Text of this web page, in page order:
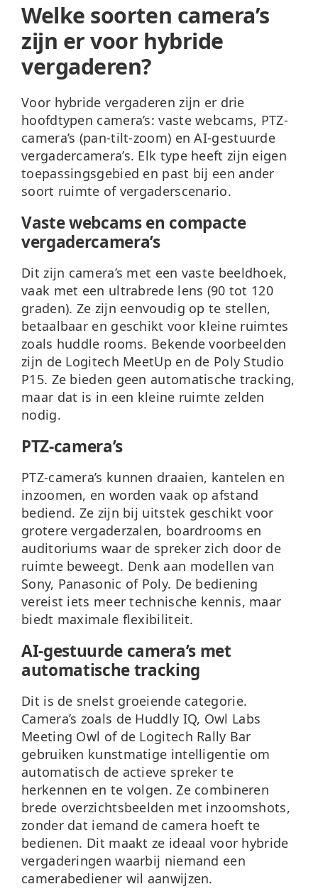
Welke soorten camera’s
zijn er voor hybride
vergaderen?
Voor hybride vergaderen zijn er drie
hoofdtypen camera’s:vaste webcams, PTZ-
camera’s (pan-tilt-zoom) enAI-gestuurde
vergadercamera’s. Elk type heeft zijn eigen
toepassingsgebied en past bij een ander
soort ruimte of vergaderscenario.
Vaste webcams en compacte
vergadercamera’s
Dit zijn camera’s met een vaste beeldhoek,
vaak met een ultrabrede lens (90 tot 120
graden). Ze zijn eenvoudig op te stellen,
betaalbaar en geschikt voor kleine ruimtes
zoals huddle rooms. Bekende voorbeelden
zijn de Logitech MeetUp en de Poly Studio
P15. Ze bieden geen automatische tracking,
maar dat is in een kleine ruimte zelden
nodig.
PTZ-camera’s
PTZ-camera’s kunnen draaien, kantelen en
inzoomen, en worden vaak op afstand
bediend. Ze zijn bij uitstek geschikt voor
grotere vergaderzalen, boardrooms en
auditoriums waar de spreker zich door de
ruimte beweegt. Denk aan modellen van
Sony, Panasonic of Poly. De bediening
vereist iets meer technische kennis, maar
biedt maximale flexibiliteit.
AI-gestuurde camera’s met
automatische tracking
Dit is de snelst groeiende categorie.
Camera’s zoals de Huddly IQ, Owl Labs
Meeting Owl of de Logitech Rally Bar
gebruiken kunstmatige intelligentie om
automatisch de actieve spreker te
herkennen en te volgen. Ze combineren
brede overzichtsbeelden met inzoomshots,
zonder dat iemand de camera hoeft te
bedienen. Dit maakt ze ideaal voor hybride
vergaderingen waarbij niemand een
camerabediener wil aanwijzen.